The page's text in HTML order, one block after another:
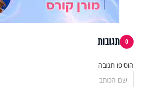
0 תגובות
הוסיפו תגובה